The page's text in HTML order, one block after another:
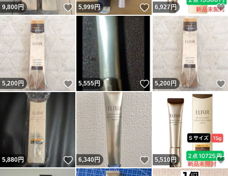
9,800円 いいね！
5,999円 いいね！
6,927円
5,200円 いいね！
5,555円 いいね！
5,200円
5,880円 いいね！
6,340円 いいね！
5,510円